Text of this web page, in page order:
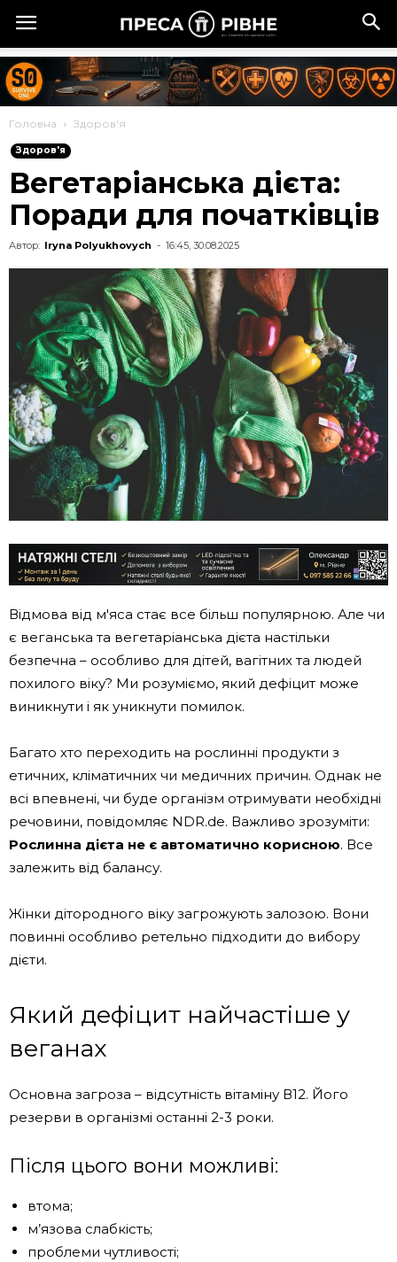
Головна Здоров'я
Здоров'я
Вегетаріанська дієта:
Поради для початківців
Автор: Iryna Polyukhovych - 16:45, 30.08.2025
Відмова від м'яса стає все більш популярною. Але чи
є веганська та вегетаріанська дієта настільки
безпечна – особливо для дітей, вагітних та людей
похилого віку? Ми розуміємо, який дефіцит може
виникнути і як уникнути помилок.
Багато хто переходить на рослинні продукти з
етичних, кліматичних чи медичних причин. Однак не
всі впевнені, чи буде організм отримувати необхідні
речовини, повідомляє NDR.de. Важливо зрозуміти:
Рослинна дієта не є автоматично корисною. Все
залежить від балансу.
Жінки дітородного віку загрожують залозою. Вони
повинні особливо ретельно підходити до вибору
дієти.
Який дефіцит найчастіше у
веганах
Основна загроза – відсутність вітаміну В12. Його
резерви в організмі останні 2-3 роки.
Після цього вони можливі:
втома;
м’язова слабкість;
проблеми чутливості;